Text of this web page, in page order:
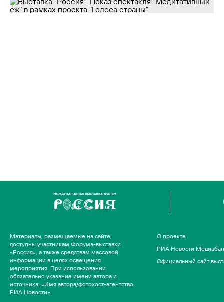
Материалы, размещаемые на сайте,
доступны участникам Форума-выставки
«Россия», а также средствам массовой
информации в целях освещения
мероприятия. При использовании
обязательно указание имени автора и
источника: «Имя автора/фотохост-агентство
РИА Новости».
О проекте
РИА Новости
Официальный сайт